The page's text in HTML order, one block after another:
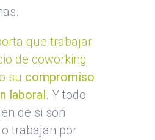
que trabajar
de coworking
su compromiso
laboral . Y todo
de si son
trabajan por